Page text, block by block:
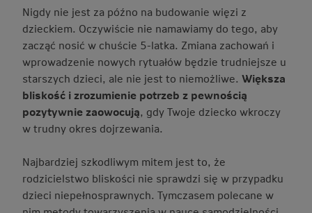
Nigdy nie jest za późno na budowanie więzi z
dzieckiem. Oczywiście nie namawiamy do tego, aby
zacząć nosić w chuście 5-latka. Zmiana zachowań i
wprowadzenie nowych rytuałów będzie trudniejsze u
starszych dzieci, ale nie jest to niemożliwe. Większa
bliskość i zrozumienie potrzeb z pewnością
pozytywnie zaowocują, gdy Twoje dziecko wkroczy
w trudny okres dojrzewania.
Najbardziej szkodliwym mitem jest to, że
rodzicielstwo bliskości nie sprawdzi się w przypadku
dzieci niepełnosprawnych. Tymczasem polecane w